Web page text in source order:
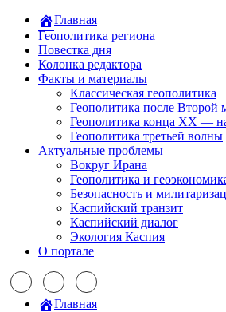
Главная
Геополитика региона
Повестка дня
Колонка редактора
Факты и материалы
Классическая геополитика
Геополитика после
Геополитика конца XX —
Геополитика третьей волны
Актуальные проблемы
Вокруг Ирана
Геополитика и
Безопасность и
Каспийский транзит
Каспийский диалог
Экология Каспия
О портале
Главная